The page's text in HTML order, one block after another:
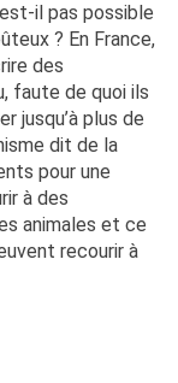
il pas possible
? En France,
des
faute de quoi ils
jusqu’à plus de
dit de la
pour une
à des
animales et ce
recourir à